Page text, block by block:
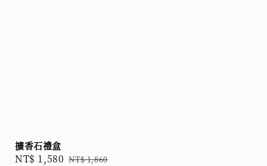
擴香石禮盒
Sale
NT$ 1,580 Regular
NT$ 1,860